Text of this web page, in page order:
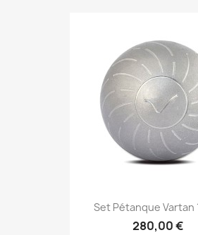
Set Pétanque Vartan
280,00 €